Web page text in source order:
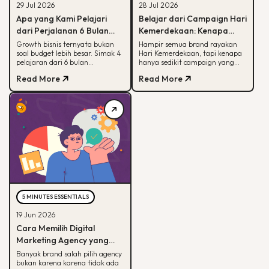
29 Jul 2026
Apa yang Kami Pelajari
dari Perjalanan 6 Bulan
Membantu Sebuah Brand
Outdoor Bertumbuh
Growth bisnis ternyata bukan
soal budget lebih besar. Simak 4
pelajaran dari 6 bulan
memahami peran tiap channel
marketing
Read More
28 Jul 2026
Belajar dari Campaign Hari
Kemerdekaan: Kenapa
Hanya Sedikit yang Benar-
Benar Diingat?
Hampir semua brand rayakan
Hari Kemerdekaan, tapi kenapa
hanya sedikit campaign yang
untuk bikin campaign yang
bermakna.
Read More
5 MINUTES ESSENTIALS
19 Jun 2026
Cara Memilih Digital
Marketing Agency yang
Tepat untuk Bisnis Kamu
Banyak brand salah pilih agency
bukan karena karena tidak ada